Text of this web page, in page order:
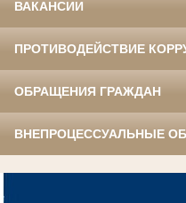
ВАКАНСИИ
ПРОТИВОДЕЙСТВИЕ
ОБРАЩЕНИЯ ГРАЖДАН
ВНЕПРОЦЕССУАЛЬНЫЕ